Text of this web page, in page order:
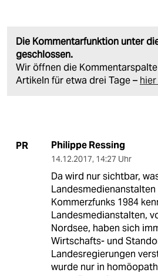
Die Kommentarfunktion unter
geschlossen.
Wir öffnen die
Artikeln für etwa drei Tage –
PR Philippe Ressing
14.12.2017, 14:27 Uhr
Da wird nur sichtbar,
Kommerzfunks 1984
Landesmedianstalten,
Nordsee, haben sich
Wirtschafts- und
Landesregierungen
wurde nur in